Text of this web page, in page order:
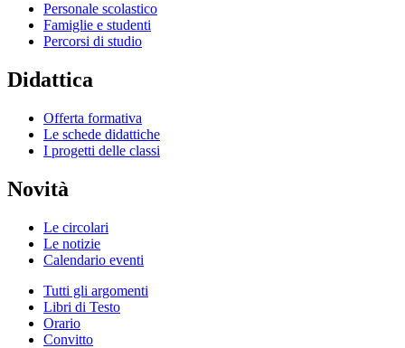
Personale scolastico
Famiglie e studenti
Percorsi di studio
Didattica
Offerta formativa
Le schede didattiche
I progetti delle classi
Novità
Le circolari
Le notizie
Calendario eventi
Tutti gli argomenti
Libri di Testo
Orario
Convitto